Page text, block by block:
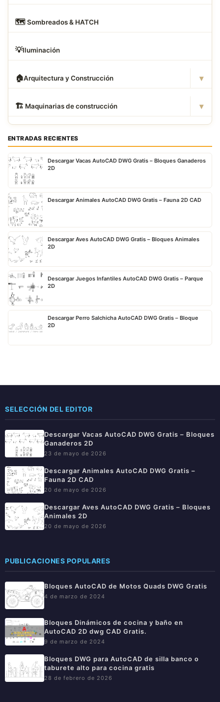
🗺️ Sombreados & HATCH
💡Iluminación
🏠Arquitectura y Construcción ▾
🏗 ️ Maquinarias de construcción ▾
ENTRADAS RECIENTES
Descargar Vacas AutoCAD DWG Gratis – Bloques Ganaderos
2D
Descargar Animales AutoCAD DWG Gratis – Fauna 2D CAD
Descargar Aves AutoCAD DWG Gratis – Bloques Animales
2D
Descargar Juegos Infantiles AutoCAD DWG Gratis – Parque
2D
Descargar Perro Salchicha AutoCAD DWG Gratis – Bloque
2D
SELECCIÓN DEL EDITOR
Descargar Vacas AutoCAD DWG Gratis – Bloques
Ganaderos 2D
23 de mayo de 2026
Descargar Animales AutoCAD DWG Gratis –
Fauna 2D CAD
20 de mayo de 2026
Descargar Aves AutoCAD DWG Gratis – Bloques
Animales 2D
20 de mayo de 2026
PUBLICACIONES POPULARES
Bloques AutoCAD de Motos Quads DWG Gratis
4 de marzo de 2024
Bloques Dinámicos de cocina y baño en
AutoCAD 2D dwg CAD Gratis.
9 de marzo de 2024
Bloques DWG para AutoCAD de silla banco o
taburete alto para cocina gratis
28 de febrero de 2026